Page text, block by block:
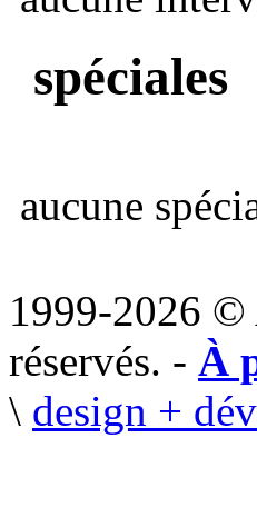
spéciales
aucune
1999-2026
réservés. - À
\ design +